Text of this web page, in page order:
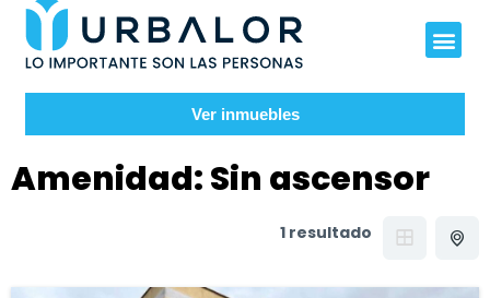
Ver inmuebles
Amenidad:Sin ascensor
1 resultado